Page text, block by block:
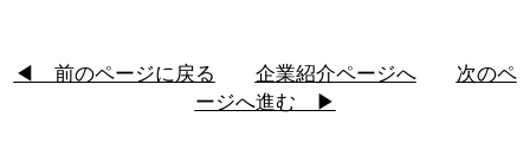
◀ 前のページに戻る 企業紹介ページへ
次のペ
ージへ進む ▶